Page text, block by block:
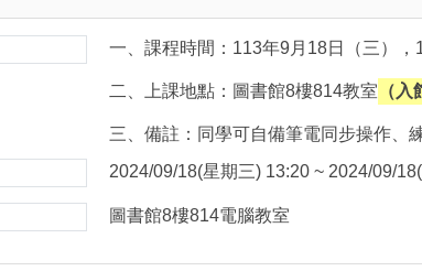
一、課程時間：113年9月18日（三），
二、上課地點：圖書館8樓814教室 （
三、備註：同學可自備筆電同步操作、練
2024/09/18(星期三) 13:20 ~ 2024/09/
圖書館8樓814電腦教室